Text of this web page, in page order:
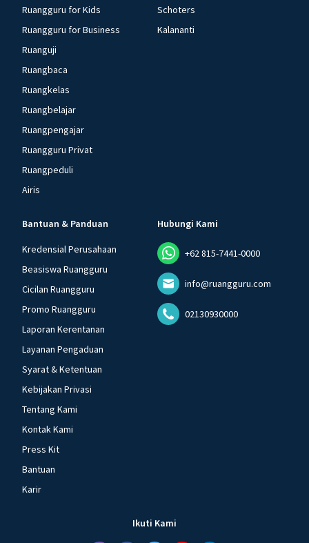
Ruangguru for Kids
Ruangguru for Business
Ruanguji
Ruangbaca
Ruangkelas
Ruangbelajar
Ruangpengajar
Ruangguru Privat
Ruangpeduli
Airis
Schoters
Kalananti
Bantuan & Panduan
Kredensial Perusahaan
Beasiswa Ruangguru
Cicilan Ruangguru
Promo Ruangguru
Laporan Kerentanan
Layanan Pengaduan
Syarat & Ketentuan
Kebijakan Privasi
Tentang Kami
Kontak Kami
Press Kit
Bantuan
Karir
Hubungi Kami
+62 815-7441-0000
info@ruangguru.com
02130930000
Ikuti Kami